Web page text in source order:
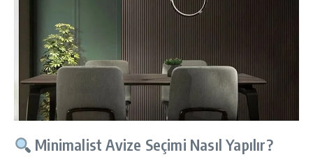
Minimalist Avize Seçimi Nasıl Yapılır?